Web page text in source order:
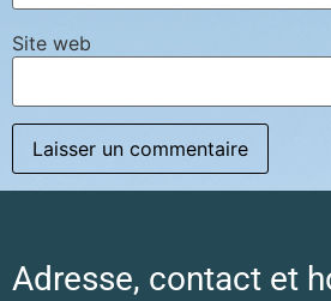
Site web
Adresse, contact et